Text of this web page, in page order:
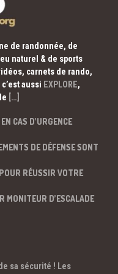
de randonnée, de
naturel & de sports
carnets de rando,
aussi EXPLORE,
[…]
CAS D’URGENCE
DE DÉFENSE SONT
RÉUSSIR VOTRE
MONITEUR D’ESCALADE
sa sécurité ! Les